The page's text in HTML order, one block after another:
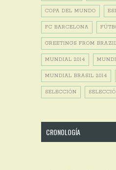
COPA DEL MUNDO
FC BARCELONA
GREETINGS FROM
MUNDIAL 2014
MUNDIAL BRASIL 2014
SELECCIÓN
CRONOLOGÍA